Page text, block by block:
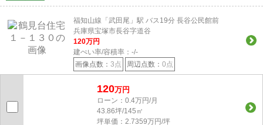
福知山線「武田尾」駅 バス19分 長谷公民館前
兵庫県宝塚市長谷字道谷
120万円
建ぺい率/容積率： -/-
画像点数： 3点 周辺点数： 0点
120万円
ローン：0.4万円/月
43.86坪/145㎡
坪単価：2.7359万円/坪